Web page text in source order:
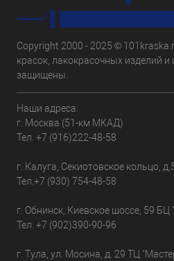
Copyright 2000 - 2025 ©
красок, лакокрасочных изделий
защищены.
Наши адреса:
г. Москва (51-км МКАД)
Тел. +7 (916)222-48-58
г. Калуга, Секиотовское кольцо,
Тел. +7 (930) 754-48-58
г. Обнинск, Киевское шоссе, 59
Тел. +7 (902)390-90-96
г. Тула, ул. Мосина, д. 29 ТЦ